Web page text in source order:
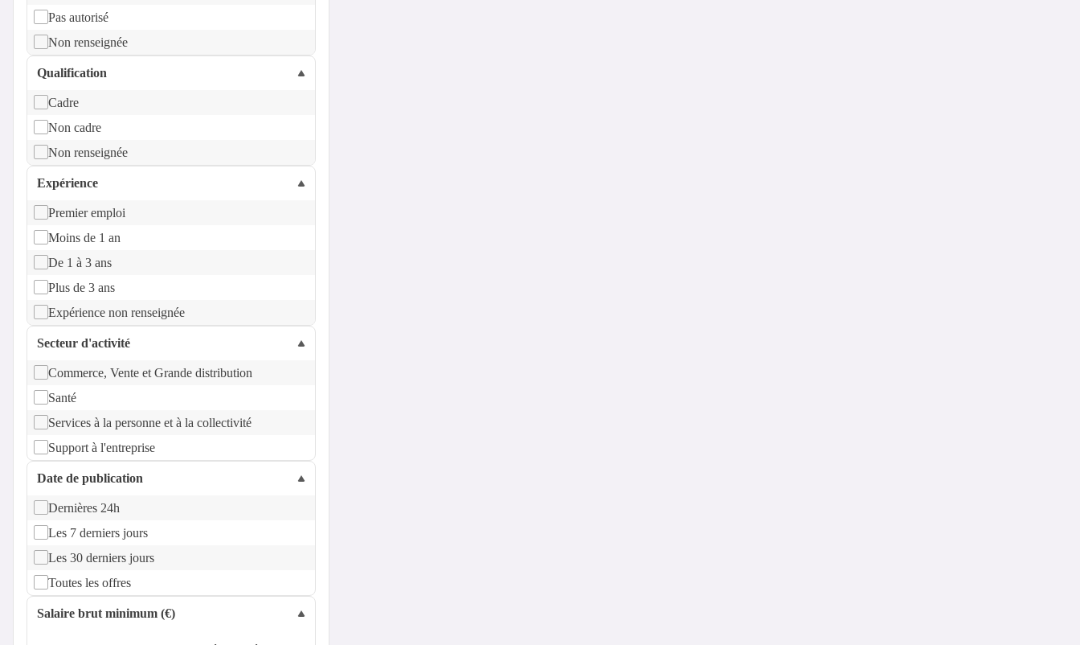
Pas autorisé
Non renseignée
Qualification
Cadre
Non cadre
Non renseignée
Expérience
Premier emploi
Moins de 1 an
De 1 à 3 ans
Plus de 3 ans
Expérience non renseignée
Secteur d'activité
Commerce, Vente et Grande distribution
Santé
Services à la personne et à la collectivité
Support à l'entreprise
Date de publication
Dernières 24h
Les 7 derniers jours
Les 30 derniers jours
Toutes les offres
Salaire brut minimum (€)